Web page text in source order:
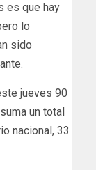
es que hay
lo
sido
jueves 90
un total
nacional, 33